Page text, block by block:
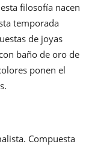
filosofía nacen
temporada
de joyas
baño de oro de
ponen el
Compuesta